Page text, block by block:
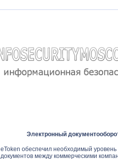
Электронный
eToken обеспечил необходимый
документов между коммерческими